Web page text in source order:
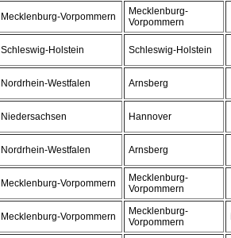
Mecklenburg-Vorpommern
Mecklenburg-
Vorpommern
Schleswig-Holstein Schleswig-Holstein
Nordrhein-Westfalen Arnsberg
Niedersachsen Hannover
Nordrhein-Westfalen Arnsberg
Mecklenburg-Vorpommern
Mecklenburg-
Vorpommern
Mecklenburg-Vorpommern
Mecklenburg-
Vorpommern